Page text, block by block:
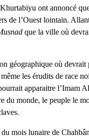
ont annoncé
de l’Ouest lointain.
que la ville où
géographique où
les érudits de race
apparaitre l’Imam
du monde, le peuple le
mois lunaire de